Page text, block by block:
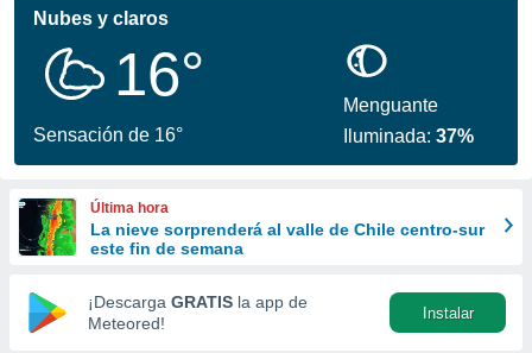
por
se
calidad.
a este
las
y
forma
digital
basada
Nubes y claros
16°
Sensación de 16°
Menguante
Iluminada:37%
Última hora
La nieve sorprenderá al valle de Chile centro-sur
este fin de semana
¡Descarga GRATIS la app de
Meteored!
Instalar